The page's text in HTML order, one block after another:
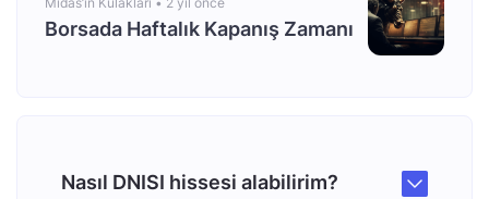
Borsada Haftalık Kapanış Zamanı
Nasıl DNISI hissesi alabilirim?